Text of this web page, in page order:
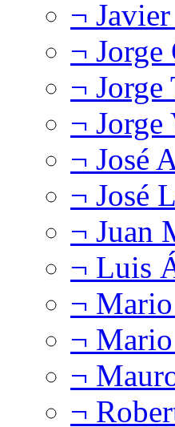
¬
¬ Jorge
¬ Jorge
¬ Jorge
¬ José
¬ José
¬ Juan
¬ Luis
¬
¬
¬
¬